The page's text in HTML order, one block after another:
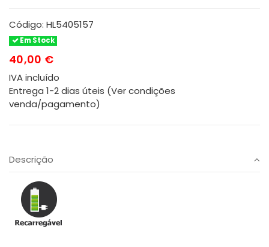
Código: HL5405157
Em Stock
40,00 €
IVA incluído
Entrega 1-2 dias úteis (Ver condições
venda/pagamento)
Descrição